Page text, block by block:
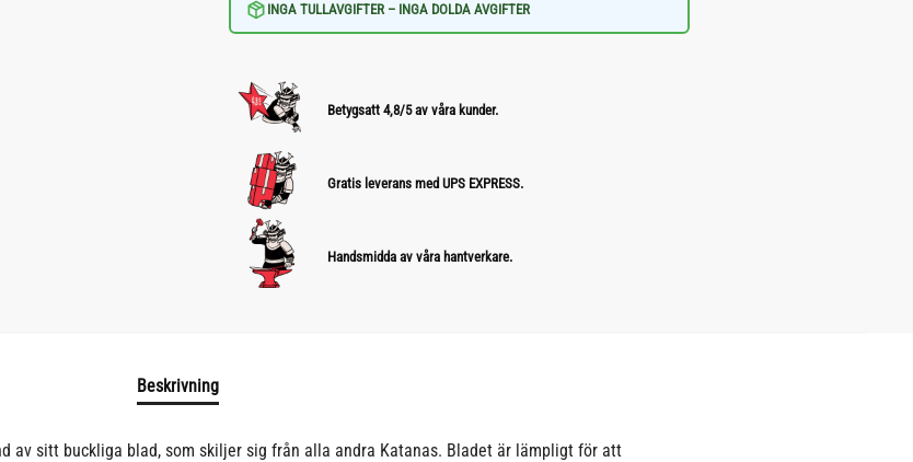
INGA TULLAVGIFTER – INGA DOLDA AVGIFTER
Betygsatt 4,8/5 av våra kunder.
Gratis leverans med UPS EXPRESS.
Handsmidda av våra hantverkare.
Beskrivning
av sitt buckliga blad, som skiljer sig från alla andra Katanas. Bladet är lämpligt för att